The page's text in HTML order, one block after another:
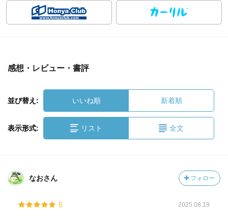
感想・レビュー・書評
並び替え: いいね順 新着順
表示形式: リスト 全文
なおさん フォロー
5 2025.08.19